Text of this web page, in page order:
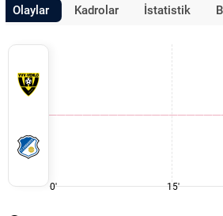
Olaylar Kadrolar İstatistik
0' 15'